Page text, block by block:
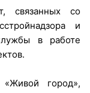
связанных со
и
в работе
город»,